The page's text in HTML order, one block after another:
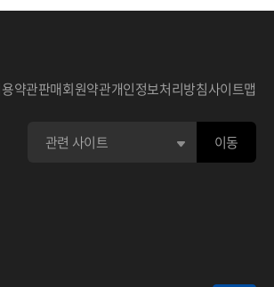
약관판매회원약관개인정보처리방침사이트맵
이동